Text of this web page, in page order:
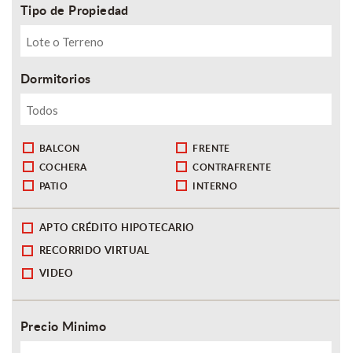
Tipo de Propiedad
Dormitorios
BALCON
FRENTE
COCHERA
CONTRAFRENTE
PATIO
INTERNO
APTO CRÉDITO HIPOTECARIO
RECORRIDO VIRTUAL
VIDEO
Precio Minimo